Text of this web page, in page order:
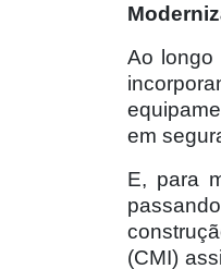
Ao longo
em
E, para
(CMI)